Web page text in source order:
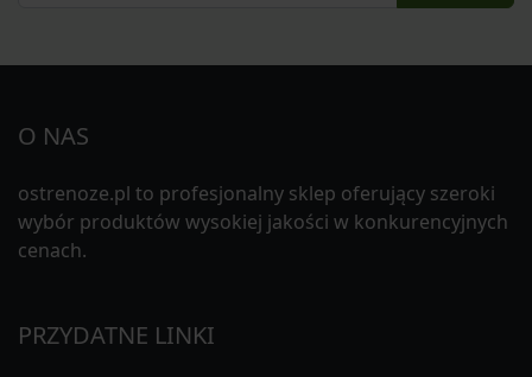
O NAS
ostrenoze.pl to profesjonalny sklep oferujący szeroki
wybór produktów wysokiej jakości w konkurencyjnych
cenach.
PRZYDATNE LINKI